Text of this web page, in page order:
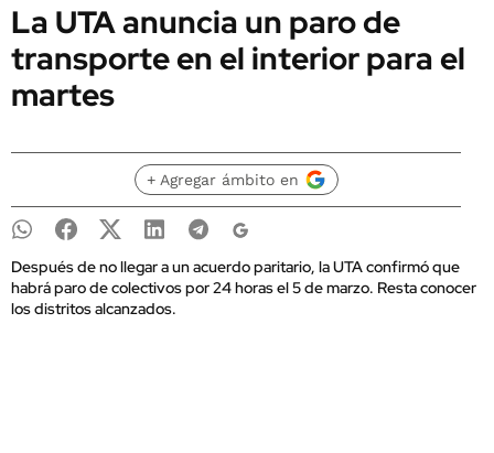
La UTA anuncia un paro de
transporte en el interior para el
martes
+ Agregar ámbito en
Después de no llegar a un acuerdo paritario, la UTA confirmó que
habrá paro de colectivos por 24 horas el 5 de marzo. Resta conocer
los distritos alcanzados.